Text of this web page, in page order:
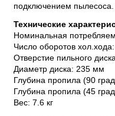
подключением пылесоса.
Технические
Номинальная
Число оборотов
Отверстие пильного
Диаметр диска: 235 мм
Глубина пропила (90
Глубина пропила (45
Вес: 7.6 кг